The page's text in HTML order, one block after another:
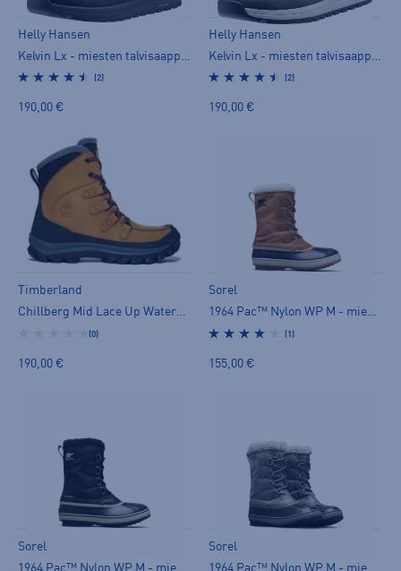
Helly Hansen
(2)
190,00 €
Helly Hansen
(2)
190,00 €
Timberland
Chillberg Mid Lace Up Waterproo - miesten talvisaappaat
(0)
190,00 €
Sorel
1964 Pac™ Nylon WP M - miesten talvisaappaat
(1)
155,00 €
Sorel
Sorel